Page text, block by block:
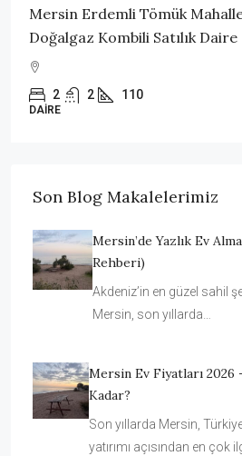
Mersin Erdemli Tömük
Doğalgaz Kombili Satılık Daire
2 2 110
DAIRE
Son Blog Makalelerimiz
Mersin’de Yazlık Ev
Rehberi)
Akdeniz’in en güzel sahil
Mersin, son yıllarda…
Mersin Ev Fiyatları 2026
Kadar?
Son yıllarda Mersin,
yatırımı açısından en çok